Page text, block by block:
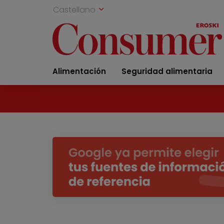
Castellano
Alimentación Seguridad alimentaria